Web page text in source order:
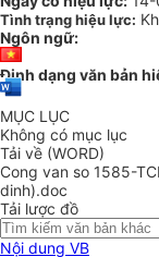
Tình trạng hiệu lực:
Ngôn ngữ:
Định dạng văn bản
MỤC LỤC
Không có mục lục
Tải về (WORD)
Cong van so 1585-
dinh).doc
Tải lược đồ
Nội dung VB